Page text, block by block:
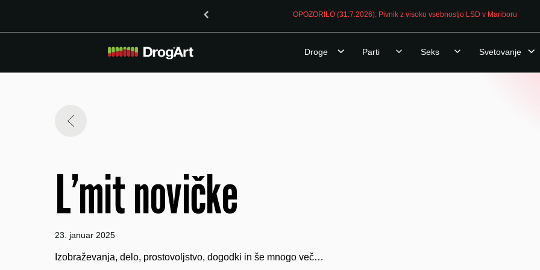
OPOZORILO (31.7.2026): Pivnik z visoko vsebnostjo LSD v Mariboru
Droge Parti Seks Svetovanje
L’mit novičke
23. januar 2025
Izobraževanja, delo, prostovoljstvo, dogodki in še mnogo več…